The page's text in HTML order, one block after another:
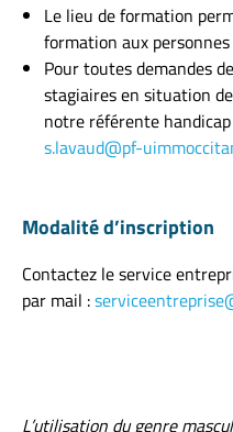
Le lieu de formation
formation aux
Pour toutes demandes
stagiaires en situation
notre référente
s.lavaud@pf-
Modalité d’inscription
Contactez le service
par mail :
L’utilisation du genre